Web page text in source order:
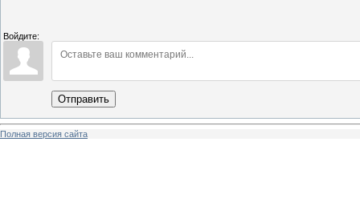
Войдите:
Отправить
Полная версия сайта